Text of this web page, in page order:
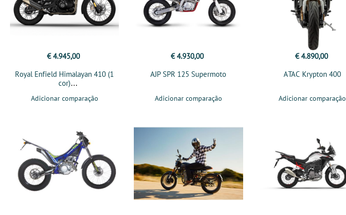
€ 4.945,00
Royal Enfield Himalayan 410 (1
cor)
Adicionar comparação
€ 4.930,00
AJP SPR 125 Supermoto
Adicionar comparação
€ 4.890,00
ATAC Krypton 400
Adicionar comparação